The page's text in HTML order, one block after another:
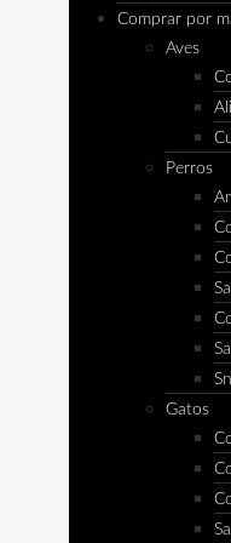
Comprar por
Aves
Perros
Gatos